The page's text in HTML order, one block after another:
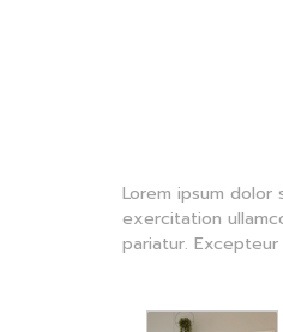
Lorem ipsum
exercitation
pariatur.